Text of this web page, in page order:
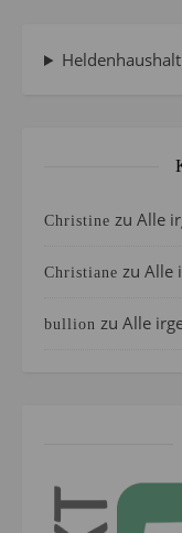
Christine zu Alle
Christiane zu Alle
bullion zu Alle